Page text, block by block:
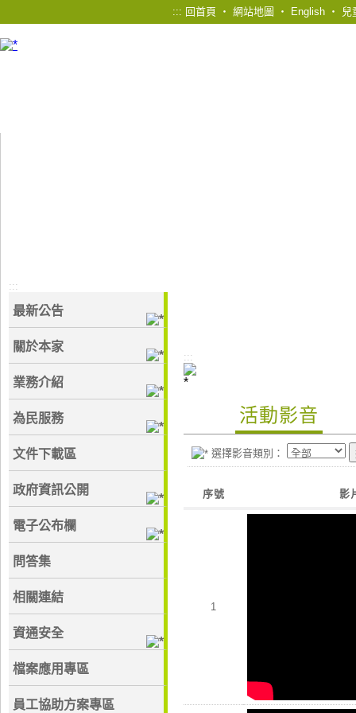
::: 回首頁 ‧ 網站地圖 ‧ English ‧ 兒
:::
最新公告
關於本家
業務介紹
為民服務
文件下載區
政府資訊公開
電子公布欄
問答集
相關連結
資通安全
檔案應用專區
員工協助方案專區
:::
活動影音
選擇影音類別：
序號 影
1